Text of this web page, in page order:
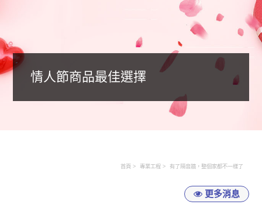
情人節商品最佳選擇
首頁 專業工程 有了隔音牆，整個家都不一樣了
更多消息